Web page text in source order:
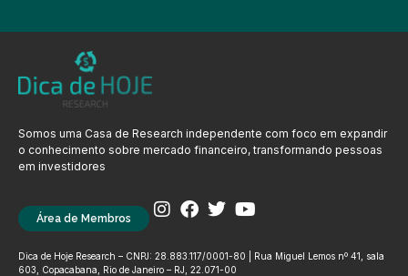
Somos uma Casa de Research independente com foco em expandir
o conhecimento sobre mercado financeiro, transformando pessoas
em investidores
Área de Membros
Dica de Hoje Research – CNPJ: 28.883.117/0001-80 | Rua Miguel Lemos nº 41, sala
603, Copacabana, Rio de Janeiro – RJ, 22.071-00